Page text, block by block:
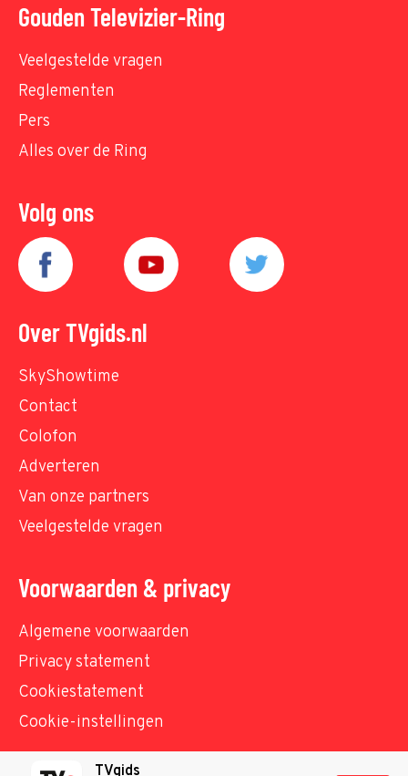
Gouden Televizier-Ring
Veelgestelde vragen
Reglementen
Pers
Alles over de Ring
Volg ons
Over TVgids.nl
SkyShowtime
Contact
Colofon
Adverteren
Van onze partners
Veelgestelde vragen
Voorwaarden & privacy
Algemene voorwaarden
Privacy statement
Cookiestatement
Cookie-instellingen
TVgids